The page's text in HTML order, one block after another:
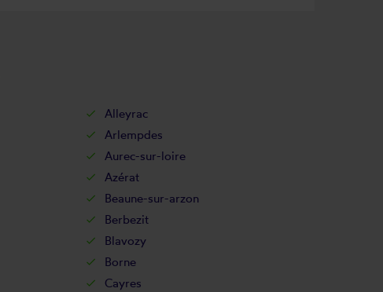
Alleyrac
Arlempdes
Aurec-sur-loire
Azérat
Beaune-sur-arzon
Berbezit
Blavozy
Borne
Cayres